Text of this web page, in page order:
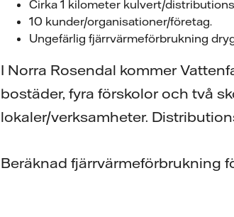
Cirka 1 kilometer kulvert/
10 kunder/organisationer/företag.
Ungefärlig fjärrvärmeförbrukning
I Norra Rosendal kommer
bostäder, fyra förskolor och två
lokaler/verksamheter.
Beräknad fjärrvärmeförbrukning